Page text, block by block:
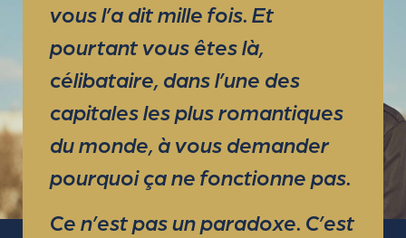
vous l’a dit mille fois. Et
pourtant vous êtes là,
célibataire, dans l’une des
capitales les plus romantiques
du monde, à vous demander
pourquoi ça ne fonctionne pas.
Ce n’est pas un paradoxe. C’est